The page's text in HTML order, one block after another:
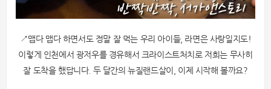
↗맵다 맵다 하면서도 정말 잘 먹는 우리 아이들, 라면은 사랑일지도!
이렇게 인천에서 광저우를 경유해서 크라이스트처치로 저희는 무사히
잘 도착을 했답니다. 두 달간의 뉴질랜드살이, 이제 시작해 볼까요?